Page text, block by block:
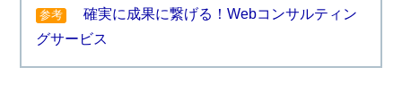
参考
確実に成果に繋げる！Webコンサルティン
グサービス